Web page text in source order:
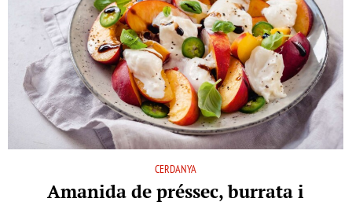
CERDANYA
Amanida de préssec, burrata i